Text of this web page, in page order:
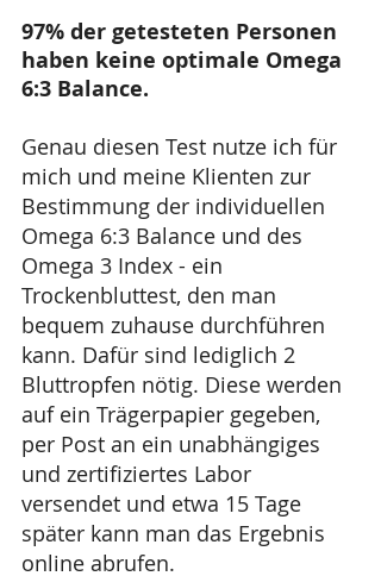
97% der getesteten Personen
haben keine optimale Omega
6:3 Balance.
Genau diesen Test nutze ich für
mich und meine Klienten zur
Bestimmung der individuellen
Omega 6:3 Balance und des
Omega 3 Index - ein
Trockenbluttest, den man
bequem zuhause durchführen
kann. Dafür sind lediglich 2
Bluttropfen nötig. Diese werden
auf ein Trägerpapier gegeben,
per Post an ein unabhängiges
und zertifiziertes Labor
versendet und etwa 15 Tage
später kann man das Ergebnis
online abrufen.